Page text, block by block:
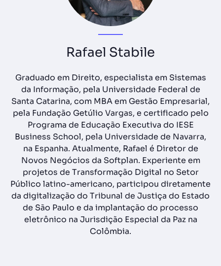
Rafael Stabile
Graduado em Direito, especialista em Sistemas
da Informação, pela Universidade Federal de
Santa Catarina, com MBA em Gestão Empresarial,
pela Fundação Getúlio Vargas, e certificado pelo
Programa de Educação Executiva do IESE
Business School, pela Universidade de Navarra,
na Espanha. Atualmente, Rafael é Diretor de
Novos Negócios da Softplan. Experiente em
projetos de Transformação Digital no Setor
Público latino-americano, participou diretamente
da digitalização do Tribunal de Justiça do Estado
de São Paulo e da implantação do processo
eletrônico na Jurisdição Especial da Paz na
Colômbia.